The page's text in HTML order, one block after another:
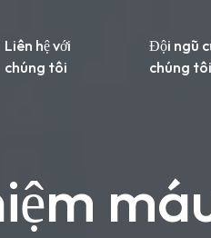
Liên hệ với
chúng tôi
Đội ngũ
chúng tôi